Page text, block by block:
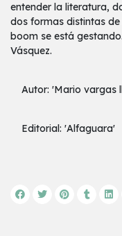
entender la literatura,
dos formas distintas de
boom se está
Vásquez.
Autor: 'Mario vargas
Editorial: 'Alfaguara'